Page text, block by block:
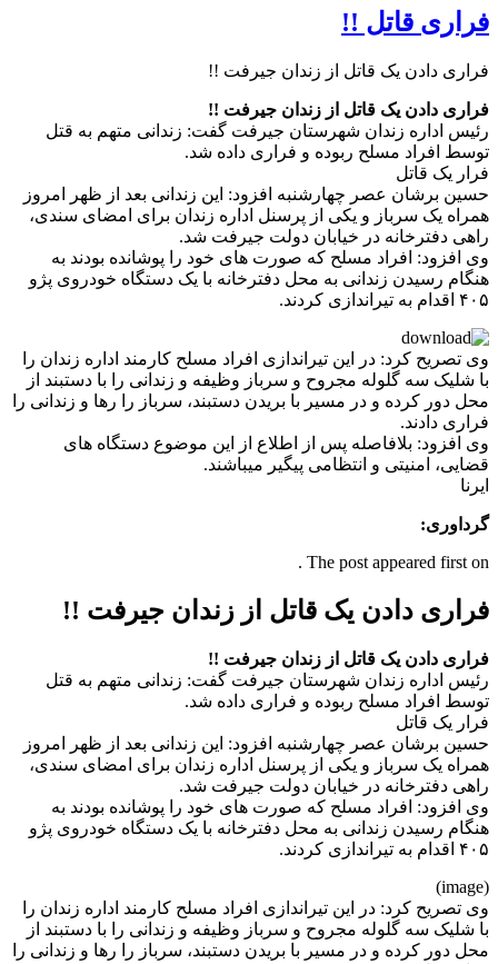
فراری قاتل !!
فراری دادن یک قاتل از زندان جیرفت !!
فراری دادن یک قاتل از زندان جیرفت !!
رئیس اداره زندان شهرستان جیرفت گفت: زندانی متهم به قتل
توسط افراد مسلح ربوده و فراری داده شد.
فرار یک قاتل
حسین برشان عصر چهارشنبه افزود: این زندانی بعد از ظهر امروز
همراه یک سرباز و یکی از پرسنل اداره زندان برای امضای سندی،
راهی دفترخانه در خیابان دولت جیرفت شد.
وی افزود: افراد مسلح که صورت های خود را پوشانده بودند به
هنگام رسیدن زندانی به محل دفترخانه با یک دستگاه خودروی پژو
۴۰۵ اقدام به تیراندازی کردند.
وی تصریح کرد: در این تیراندازی افراد مسلح کارمند اداره زندان را
با شلیک سه گلوله مجروح و سرباز وظیفه و زندانی را با دستبند از
محل دور کرده و در مسیر با بریدن دستبند، سرباز را رها و زندانی را
فراری دادند.
وی افزود: بلافاصله پس از اطلاع از این موضوع دستگاه های
قضایی، امنیتی و انتظامی پیگیر میباشند.
ایرنا
گرداوری:
The post appeared first on .
فراری دادن یک قاتل از زندان جیرفت !!
فراری دادن یک قاتل از زندان جیرفت !!
رئیس اداره زندان شهرستان جیرفت گفت: زندانی متهم به قتل
توسط افراد مسلح ربوده و فراری داده شد.
فرار یک قاتل
حسین برشان عصر چهارشنبه افزود: این زندانی بعد از ظهر امروز
همراه یک سرباز و یکی از پرسنل اداره زندان برای امضای سندی،
راهی دفترخانه در خیابان دولت جیرفت شد.
وی افزود: افراد مسلح که صورت های خود را پوشانده بودند به
هنگام رسیدن زندانی به محل دفترخانه با یک دستگاه خودروی پژو
۴۰۵ اقدام به تیراندازی کردند.
(image)
وی تصریح کرد: در این تیراندازی افراد مسلح کارمند اداره زندان را
با شلیک سه گلوله مجروح و سرباز وظیفه و زندانی را با دستبند از
محل دور کرده و در مسیر با بریدن دستبند، سرباز را رها و زندانی را